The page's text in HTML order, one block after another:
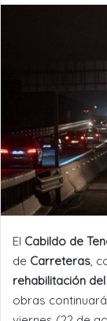
El Cabildo de
de Carreteras,
rehabilitación
obras